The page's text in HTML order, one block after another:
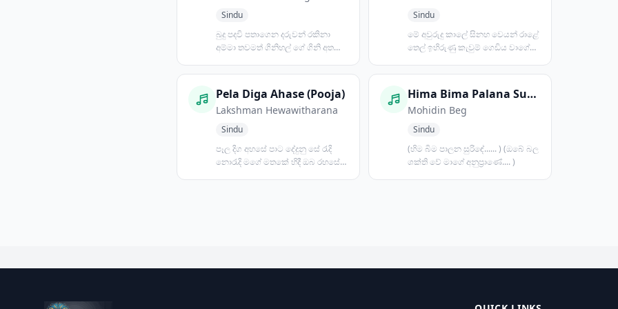
Sindu
බුදු පදවි පතාගෙන දරුවන් රකිනා
අම්මා තවමත් ගිනිහල් ගේ ගිනි අතරේ
Sindu
මේ අවුරුදු කාලේ සිනහ වෙයන් රාළේ
තෙල් ඉහිරුණු කැවුම් ගෙඩිය වාගේ
Pela Diga Ahase (Pooja)
Lakshman Hewawitharana
Sindu
පෑල දිග අහසේ පාට දේදුනු සේ රැදි
නොරැදි මගේ මතකේ හිදී ඔබ රහසේ
Hima Bima Palana Surinde
Mohidin Beg
Sindu
(හිම බිම පාලන සුරිඳේ...... ) (ඔබේ බල
ශක්ති වේ මාගේ අනුප්‍රාණේ.... )